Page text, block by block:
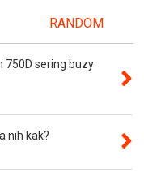
RANDOM
750D sering buzy
nih kak?